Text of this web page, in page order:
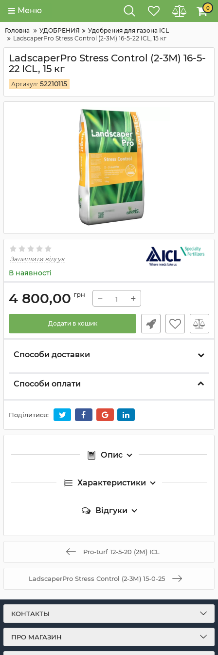
Меню 0
Головна УДОБРЕНИЯ
Удобрения для газона ICL
LadscaperPro Stress Control (2-3М) 16-5-22 ICL, 15 кг
LadscaperPro Stress Control (2-3М) 16-5-
22 ICL, 15 кг
Артикул: 52210115
Залишити відгук
В наявності
4 800,00 грн − +
Додати в кошик
Способи доставки
Способи оплати
Поділитися:
Опис
Характеристики
Відгуки
Pro-turf 12-5-20 (2М) ICL
LadscaperPro Stress Control (2-3М) 15-0-25
КОНТАКТЫ
ПРО МАГАЗИН